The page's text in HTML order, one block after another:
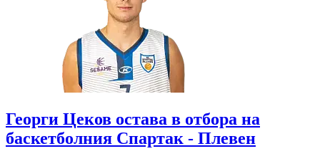
Георги Цеков остава в отбора на
баскетболния Спартак - Плевен